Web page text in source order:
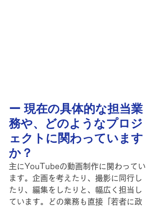
ー 現在の具体的な担当業
務や、どのようなプロジ
ェクトに関わっています
か？
主にYouTubeの動画制作に関わってい
ます。企画を考えたり、撮影に同行し
たり、編集をしたりと、幅広く担当し
ています。どの業務も直接「若者に政